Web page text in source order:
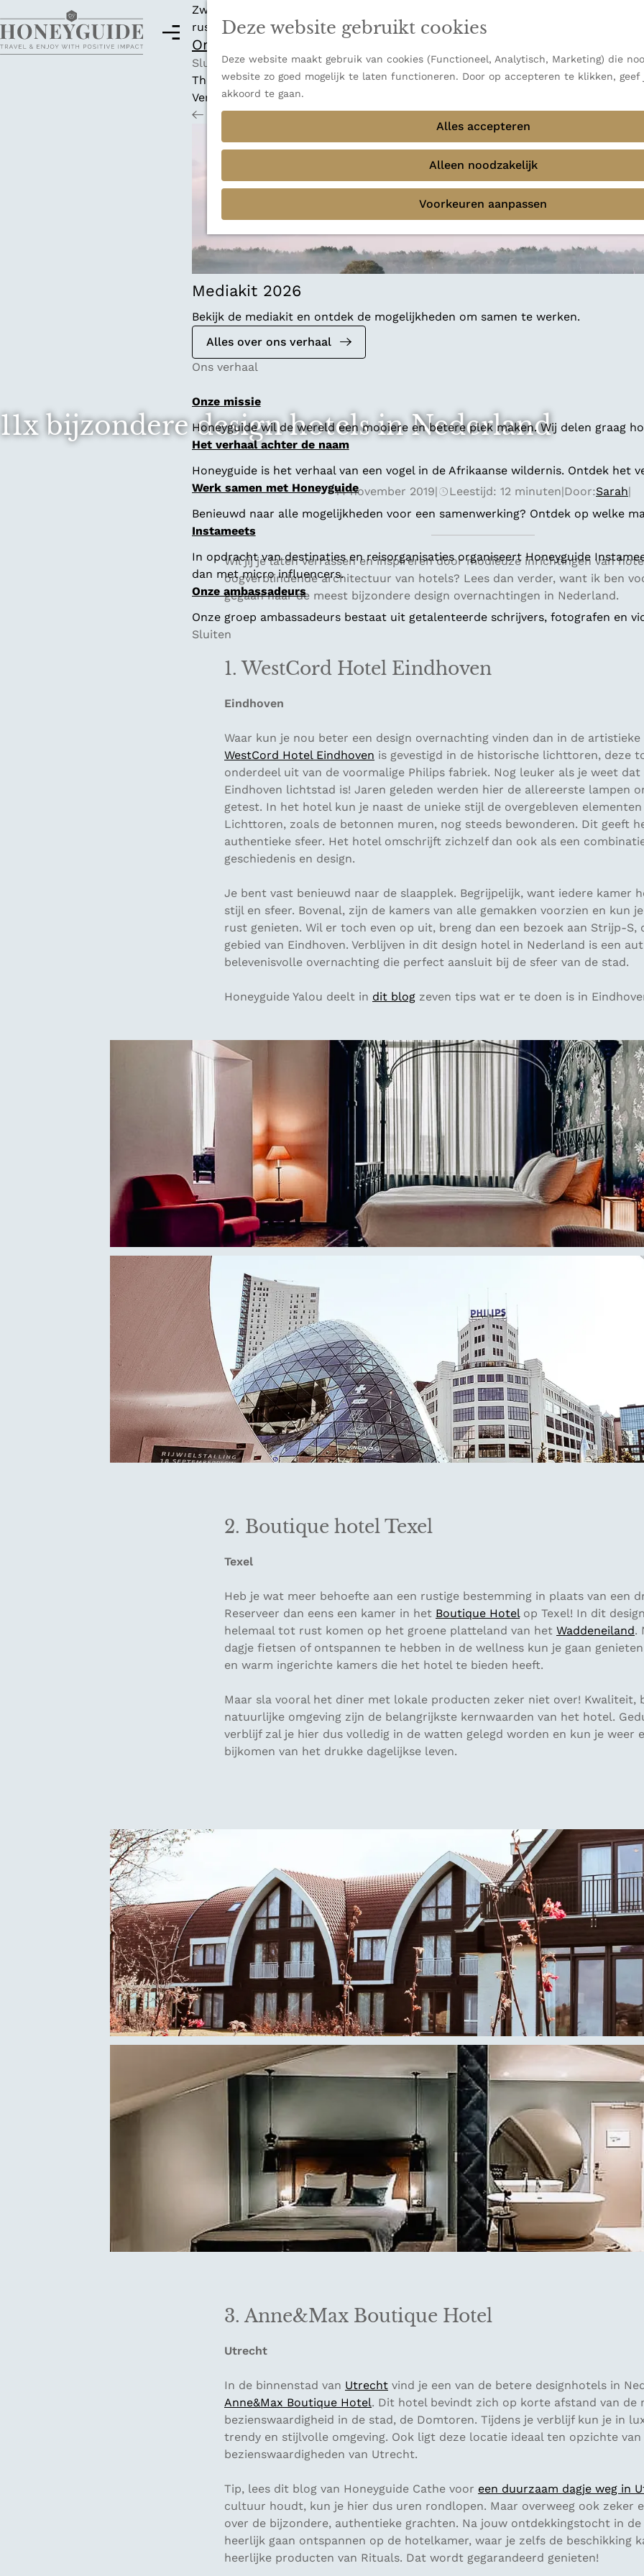
Deze website gebruikt cookies
Deze website maakt gebruik van cookies (Functioneel, Analytisch, Marketing) die
website zo goed mogelijk te laten functioneren. Door op accepteren te klikken, geef
akkoord te gaan.
Alles accepteren
Alleen noodzakelijk
Voorkeuren aanpassen
M
Zwitserland is misschien vooral bekend om zijn indrukwekkende Alpen, maar
rust en adembenemende uitzichten.
Ontdek alle bestemmingen
Sluiten
Thema's
Verborgen parels
Terug Ons verhaal
Mediakit 2026
Bekijk de mediakit en ontdek de mogelijkheden om samen te werken.
Alles over ons verhaal
Ons verhaal
Onze missie
Honeyguide wil de wereld een mooiere en betere plek maken. Wij delen graag
Het verhaal achter de naam
Honeyguide is het verhaal van een vogel in de Afrikaanse wildernis. Ontdek het
Werk samen met Honeyguide
Benieuwd naar alle mogelijkheden voor een samenwerking? Ontdek op welke
Instameets
In opdracht van destinaties en reisorganisaties organiseert Honeyguide
dan met micro influencers.
Onze ambassadeurs
Onze groep ambassadeurs bestaat uit getalenteerde schrijvers, fotografen en
Sluiten
11x bijzondere design hotels in Nederland
14 november 2019| Leestijd: 12 minuten|Door:Sarah|
Wil jij je laten verrassen en inspireren door modieuze inrichtingen van
oogverblindende architectuur van hotels? Lees dan verder, want ik ben
gegaan naar de meest bijzondere design overnachtingen in Nederland.
1. WestCord Hotel Eindhoven
Eindhoven
Waar kun je nou beter een design overnachting vinden dan in de
WestCord Hotel Eindhoven is gevestigd in de historische lichttoren, deze
onderdeel uit van de voormalige Philips fabriek. Nog leuker als je weet dat
Eindhoven lichtstad is! Jaren geleden werden hier de allereerste lampen
getest. In het hotel kun je naast de unieke stijl de overgebleven elementen
Lichttoren, zoals de betonnen muren, nog steeds bewonderen. Dit geeft
authentieke sfeer. Het hotel omschrijft zichzelf dan ook als een
geschiedenis en design.
Je bent vast benieuwd naar de slaapplek. Begrijpelijk, want iedere kamer
stijl en sfeer. Bovenal, zijn de kamers van alle gemakken voorzien en kun
rust genieten. Wil er toch even op uit, breng dan een bezoek aan Strijp-S,
gebied van Eindhoven. Verblijven in dit design hotel in Nederland is een
belevenisvolle overnachting die perfect aansluit bij de sfeer van de stad.
Honeyguide Yalou deelt in dit blog zeven tips wat er te doen is in
2. Boutique hotel Texel
Texel
Heb je wat meer behoefte aan een rustige bestemming in plaats van een
Reserveer dan eens een kamer in het Boutique Hotelop Texel! In dit
helemaal tot rust komen op het groene platteland van het Waddeneiland.
dagje fietsen of ontspannen te hebben in de wellness kun je gaan
en warm ingerichte kamers die het hotel te bieden heeft.
Maar sla vooral het diner met lokale producten zeker niet over! Kwaliteit,
natuurlijke omgeving zijn de belangrijkste kernwaarden van het hotel.
verblijf zal je hier dus volledig in de watten gelegd worden en kun je weer
bijkomen van het drukke dagelijkse leven.
3. Anne&Max Boutique Hotel
Utrecht
In de binnenstad van Utrecht vind je een van de betere designhotels in
Anne&Max Boutique Hotel. Dit hotel bevindt zich op korte afstand van de
bezienswaardigheid in de stad, de Domtoren. Tijdens je verblijf kun je in
trendy en stijlvolle omgeving. Ook ligt deze locatie ideaal ten opzichte
bezienswaardigheden van Utrecht.
Tip, lees dit blog van Honeyguide Cathe voor een duurzaam dagje weg in
cultuur houdt, kun je hier dus uren rondlopen. Maar overweeg ook zeker
over de bijzondere, authentieke grachten. Na jouw ontdekkingstocht in
heerlijk gaan ontspannen op de hotelkamer, waar je zelfs de beschikking
heerlijke producten van Rituals. Dat wordt gegarandeerd genieten!